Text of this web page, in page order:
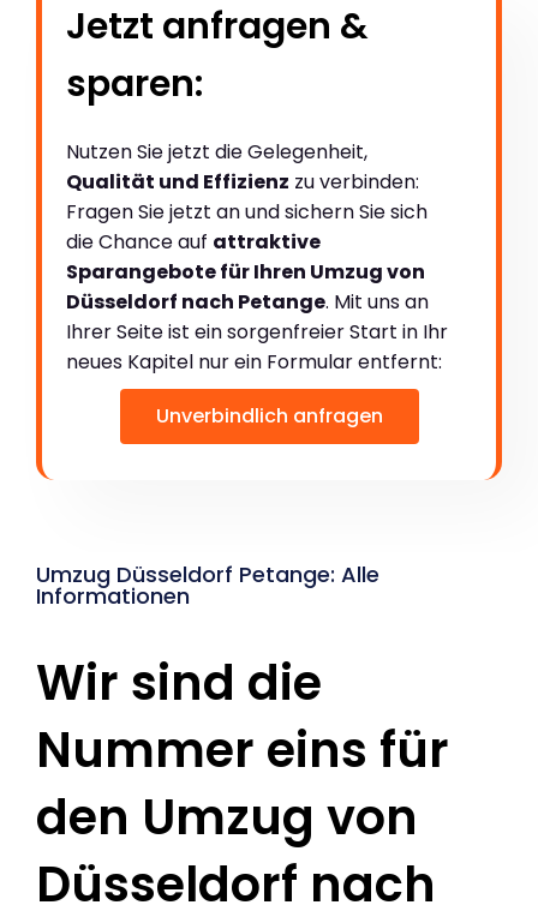
Jetzt anfragen &
sparen:
Nutzen Sie jetzt die Gelegenheit,
Qualität und Effizienz zu verbinden:
Fragen Sie jetzt an und sichern Sie sich
die Chance auf attraktive
Sparangebote für Ihren Umzug von
Düsseldorf nach Petange. Mit uns an
Ihrer Seite ist ein sorgenfreier Start in Ihr
neues Kapitel nur ein Formular entfernt:
Unverbindlich anfragen
Umzug Düsseldorf Petange: Alle
Informationen
Wir sind die
Nummer eins für
den Umzug von
Düsseldorf nach